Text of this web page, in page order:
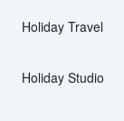
Holiday Travel
Holiday Studio